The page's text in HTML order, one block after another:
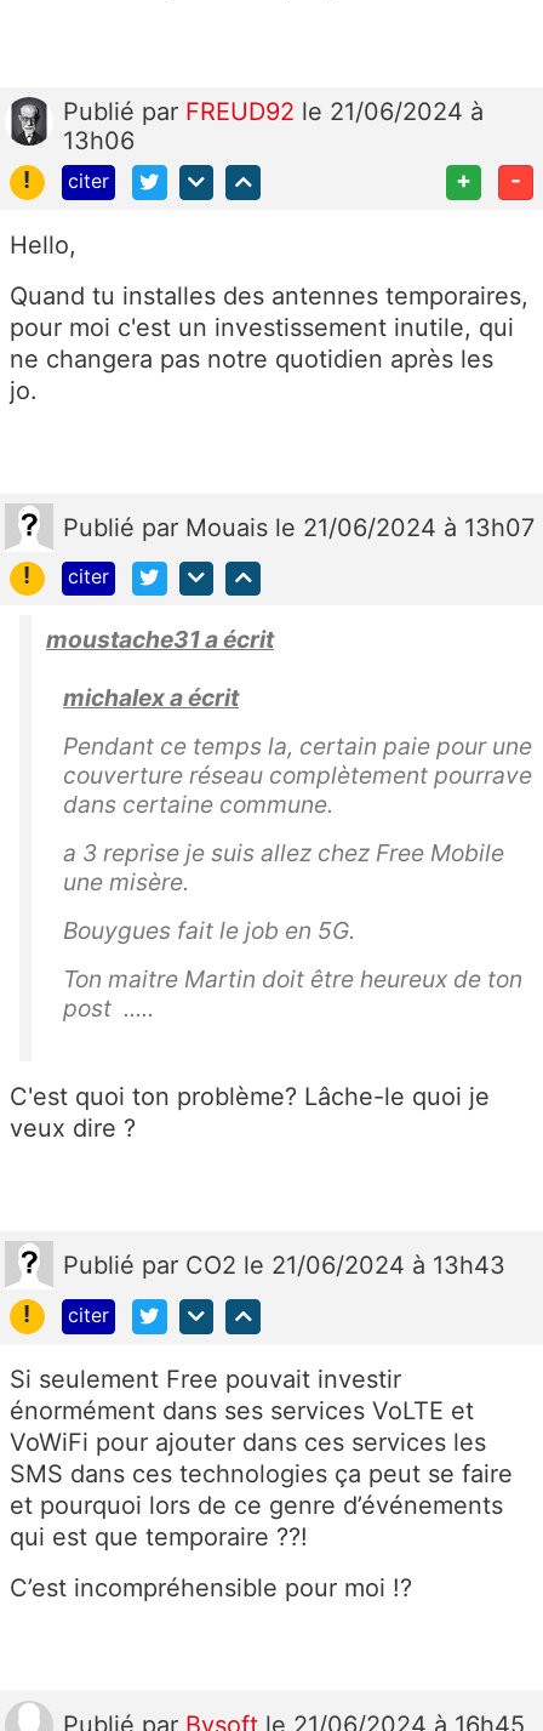
Publié par FREUD92 le 21/06/2024 à
13h06
!
citer + -
Hello,
Quand tu installes des antennes temporaires,
pour moi c'est un investissement inutile, qui
ne changera pas notre quotidien après les
jo.
Publié par Mouais le 21/06/2024 à 13h07
!
citer
moustache31 a écrit
michalex a écrit
Pendant ce temps la, certain paie pour une
couverture réseau complètement pourrave
dans certaine commune.
a 3 reprise je suis allez chez Free Mobile
une misère.
Bouygues fait le job en 5G.
Ton maitre Martin doit être heureux de ton
post .....
C'est quoi ton problème? Lâche-le quoi je
veux dire ?
Publié par CO2 le 21/06/2024 à 13h43
!
citer
Si seulement Free pouvait investir
énormément dans ses services VoLTE et
VoWiFi pour ajouter dans ces services les
SMS dans ces technologies ça peut se faire
et pourquoi lors de ce genre d’événements
qui est que temporaire ??!
C’est incompréhensible pour moi !?